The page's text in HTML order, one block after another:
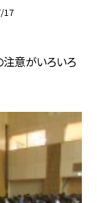
17
意がいろいろ